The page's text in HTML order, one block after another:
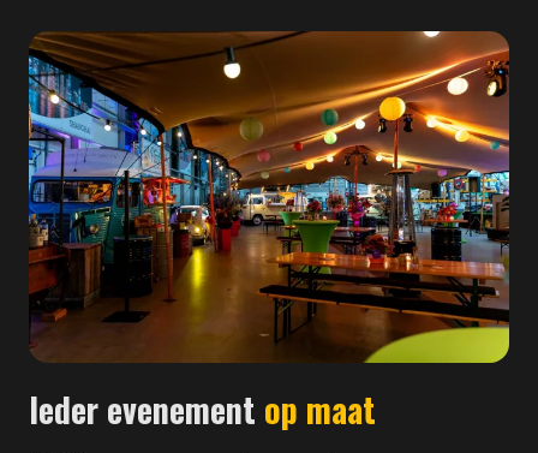
Ieder evenement op maat